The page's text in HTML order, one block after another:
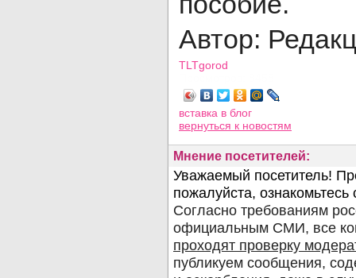
Автор:
TLTgorod
вставка в блог
вернуться к новостям
Мнение посетителей: